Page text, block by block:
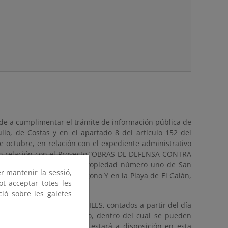
a cumplimentar el trámite de información pública de
de Costas y en el apartado 8 del artículo 152 del
octubre, en relación con el expediente administrativo
con el Proyecto “OBRAS DE DEFENSA CONTRA
del Registro de la Propiedad número uno de San
número 197 del Polígono Y en la Playa de El Galán,
VEINTE (20) DÍAS HÁBILES, contados a partir del día
Oficial del Estado, dentro del cual se pueden
mantenir la sessió,
acceptar totes les
sobre les galetes